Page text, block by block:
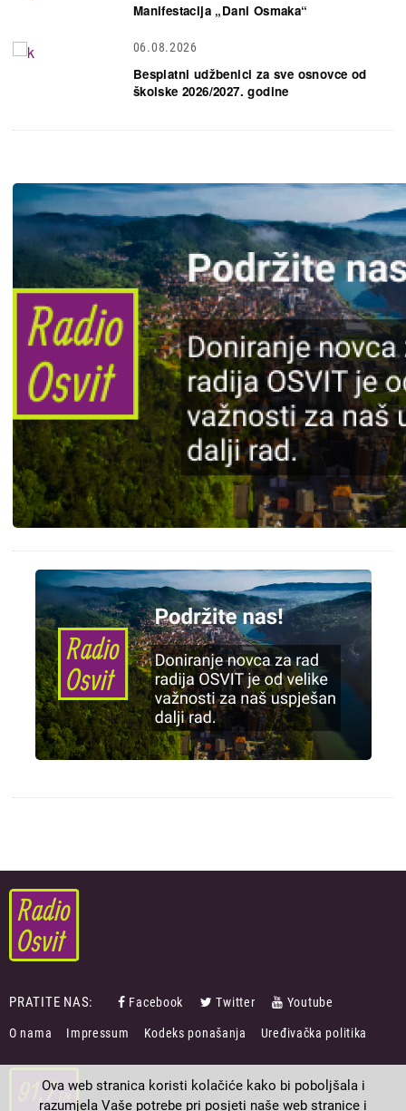
Manifestacija „Dani Osmaka“
06.08.2026
Besplatni udžbenici za sve osnovce od
školske 2026/2027. godine
Slika
PRATITE NAS: Facebook Twitter Youtube
FOOTER
MENU
O nama Impressum Kodeks ponašanja Uređivačka politika
Ova web stranica koristi kolačiće kako bi poboljšala i
razumjela Vaše potrebe pri posjeti naše web stranice i